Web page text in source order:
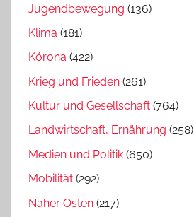
Jugendbewegung (136)
Klima (181)
Kórona (422)
Krieg und Frieden (261)
Kultur und Gesellschaft (764)
Landwirtschaft, Ernährung (258)
Medien und Politik (650)
Mobilität (292)
Naher Osten (217)